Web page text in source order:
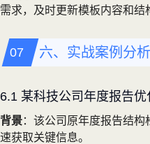
需求，及时更新模板内容和结
六、实战案例分析
6.1 某科技公司年度报告优
背景：该公司原年度报告结
速获取关键信息。